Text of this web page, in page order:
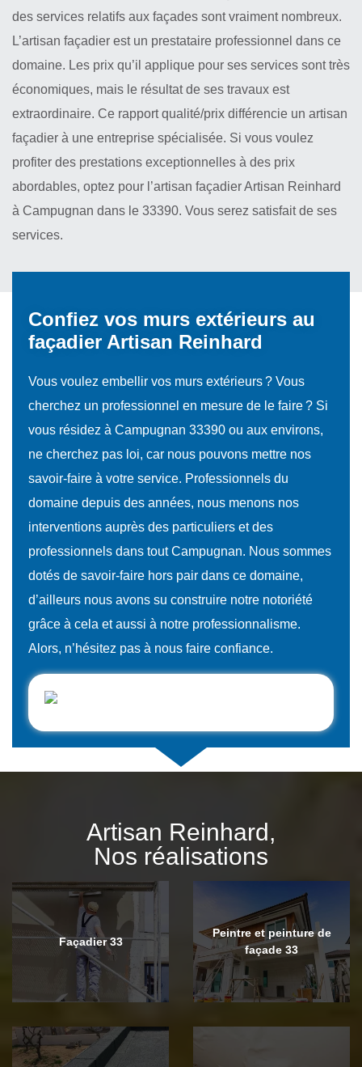
des services relatifs aux façades sont vraiment nombreux.
L’artisan façadier est un prestataire professionnel dans ce
domaine. Les prix qu’il applique pour ses services sont très
économiques, mais le résultat de ses travaux est
extraordinaire. Ce rapport qualité/prix différencie un artisan
façadier à une entreprise spécialisée. Si vous voulez
profiter des prestations exceptionnelles à des prix
abordables, optez pour l’artisan façadier Artisan Reinhard
à Campugnan dans le 33390. Vous serez satisfait de ses
services.
Confiez vos murs extérieurs au
façadier Artisan Reinhard
Vous voulez embellir vos murs extérieurs ? Vous
cherchez un professionnel en mesure de le faire ? Si
vous résidez à Campugnan 33390 ou aux environs,
ne cherchez pas loi, car nous pouvons mettre nos
savoir-faire à votre service. Professionnels du
domaine depuis des années, nous menons nos
interventions auprès des particuliers et des
professionnels dans tout Campugnan. Nous sommes
dotés de savoir-faire hors pair dans ce domaine,
d’ailleurs nous avons su construire notre notoriété
grâce à cela et aussi à notre professionnalisme.
Alors, n’hésitez pas à nous faire confiance.
Artisan Reinhard,
Nos réalisations
Façadier 33
Peintre et peinture de
façade 33